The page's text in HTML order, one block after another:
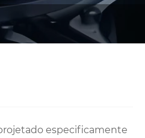
especificamente